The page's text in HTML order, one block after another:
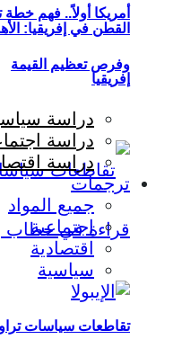
أمريكا أولاً.. فهم
إفريقيا
تقاطعات سياسات
القطن في إفريقيا:
وفرص تعظيم القيمة
دراسة
دراسة
دراسة
ترجمات
جميع المواد
اجتماعية
اقتصادية
سياسية